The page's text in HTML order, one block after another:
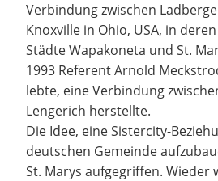
Verbindung zwischen
Knoxville in Ohio, USA, in
Städte Wapakoneta und St.
1993 Referent Arnold
lebte, eine Verbindung
Lengerich herstellte.
Die Idee, eine Sistercity-
deutschen Gemeinde
St. Marys aufgegriffen. Wieder